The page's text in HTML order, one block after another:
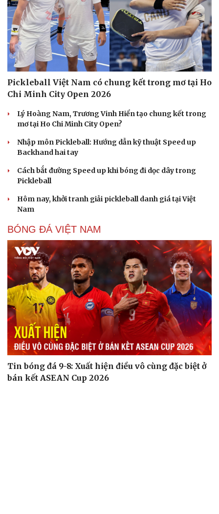
Pickleball Việt Nam có chung kết trong mơ tại Ho
Chi Minh City Open 2026
Lý Hoàng Nam, Trương Vinh Hiển tạo chung kết trong
mơ tại Ho Chi Minh City Open?
Nhập môn Pickleball: Hướng dẫn kỹ thuật Speed up
Backhand hai tay
Cách bắt đường Speed up khi bóng đi dọc dây trong
Pickleball
Hôm nay, khởi tranh giải pickleball danh giá tại Việt
Nam
BÓNG ĐÁ VIỆT NAM
Tin bóng đá 9-8: Xuất hiện điều vô cùng đặc biệt ở
bán kết ASEAN Cup 2026